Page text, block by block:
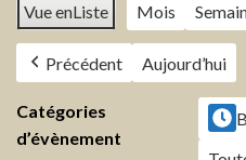
Vue enListe Mois
Précédent Aujourd’hui
Catégories
d’évènement